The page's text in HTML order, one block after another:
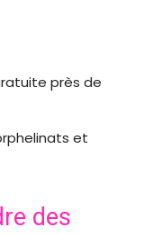
près de
et
des